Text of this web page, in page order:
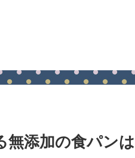
無添加の食パン